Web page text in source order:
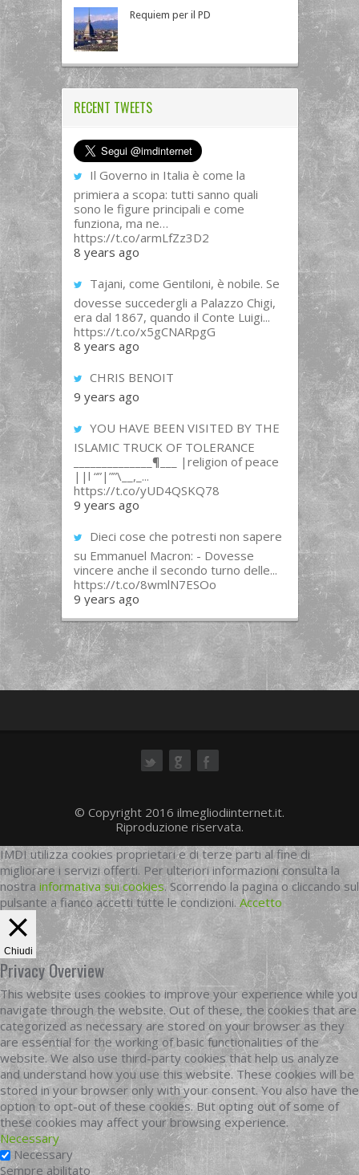
Requiem per il PD
RECENT TWEETS
Il Governo in Italia è come la
primiera a scopa: tutti sanno quali
sono le figure principali e come
funziona, ma ne…
https://t.co/armLfZz3D2
8 years ago
Tajani, come Gentiloni, è nobile. Se
dovesse succedergli a Palazzo Chigi,
era dal 1867, quando il Conte Luigi...
https://t.co/x5gCNARpgG
8 years ago
CHRIS BENOIT
9 years ago
YOU HAVE BEEN VISITED BY THE
ISLAMIC TRUCK OF TOLERANCE
______________¶___ |religion of peace
||l “”|””\__,_...
https://t.co/yUD4QSKQ78
9 years ago
Dieci cose che potresti non sapere
su Emmanuel Macron: - Dovesse
vincere anche il secondo turno delle...
https://t.co/8wmlN7ESOo
9 years ago
© Copyright 2016 ilmegliodiinternet.it.
Riproduzione riservata.
IMDI utilizza cookies proprietari e di terze parti al fine di
migliorare i servizi offerti. Per ulteriori informazioni consulta la
nostra informativa sui cookies. Scorrendo la pagina o cliccando sul
pulsante a fianco accetti tutte le condizioni.Accetto
Chiudi
Privacy Overview
This website uses cookies to improve your experience while you
navigate through the website. Out of these, the cookies that are
categorized as necessary are stored on your browser as they
are essential for the working of basic functionalities of the
website. We also use third-party cookies that help us analyze
and understand how you use this website. These cookies will be
stored in your browser only with your consent. You also have the
option to opt-out of these cookies. But opting out of some of
these cookies may affect your browsing experience.
Necessary
Necessary
Sempre abilitato